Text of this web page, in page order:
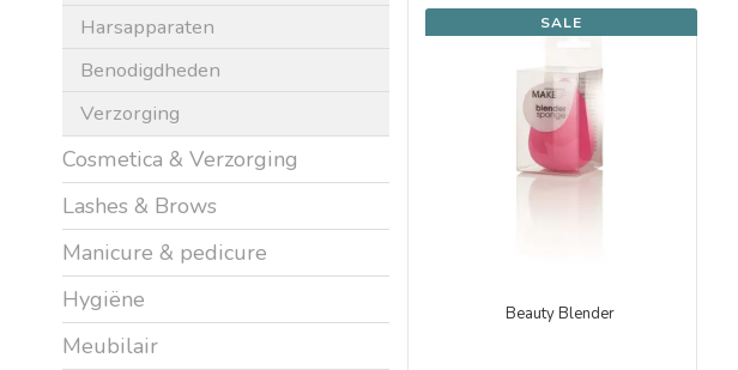
Harsapparaten
Benodigdheden
Verzorging
Cosmetica & Verzorging
Lashes & Brows
Manicure & pedicure
Hygiëne
Meubilair
SALE
Beauty Blender